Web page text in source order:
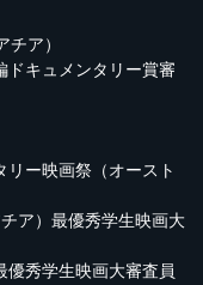
ア）
キュメンタリー賞審
ー映画祭（オースト
ア）最優秀学生映画大
秀学生映画大審査員